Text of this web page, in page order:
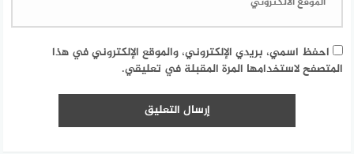
احفظ اسمي، بريدي الإلكتروني، والموقع الإلكتروني في هذا
المتصفح لاستخدامها المرة المقبلة في تعليقي.